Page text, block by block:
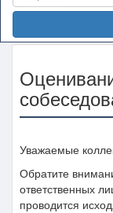
Уважаемые
Обратите
ответственных
проводится